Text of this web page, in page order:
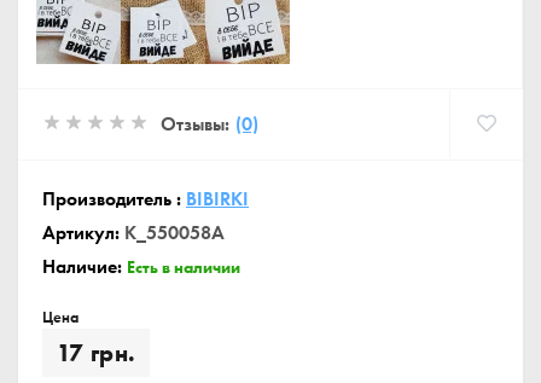
Отзывы: (0)
Производитель : BIBIRKI
Артикул: K_550058A
Наличие: Есть в наличии
Цена
17 грн.